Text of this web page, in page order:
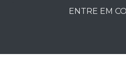
ENTRE EM